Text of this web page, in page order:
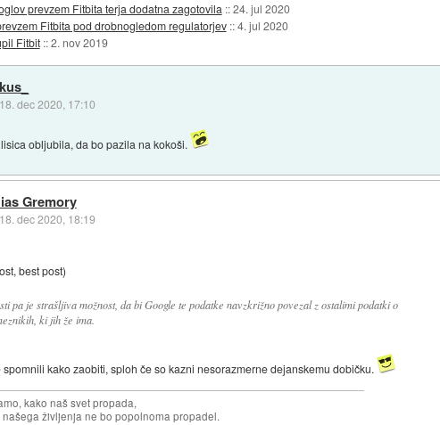
prevzem Fitbita terja dodatna zagotovila ::24. jul 2020
Fitbita pod drobnogledom regulatorjev ::4. jul 2020
Fitbit ::2. nov 2019
18. dec 2020, 17:10
obljubila, da bo pazila na kokoši.
Gremory
18. dec 2020, 18:19
best post)
pa je strašljiva možnost, da bi Google te podatke navzkrižno povezal z ostalimi podatki o
ki jih že ima.
spomnili kako zaobiti, sploh če so kazni nesorazmerne dejanskemu dobičku.
kako naš svet propada,
našega življenja ne bo popolnoma propadel.